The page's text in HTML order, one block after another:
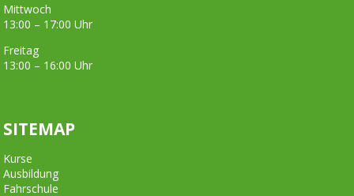
Mittwoch
13:00 – 17:00 Uhr
Freitag
13:00 – 16:00 Uhr
SITEMAP
Kurse
Ausbildung
Fahrschule